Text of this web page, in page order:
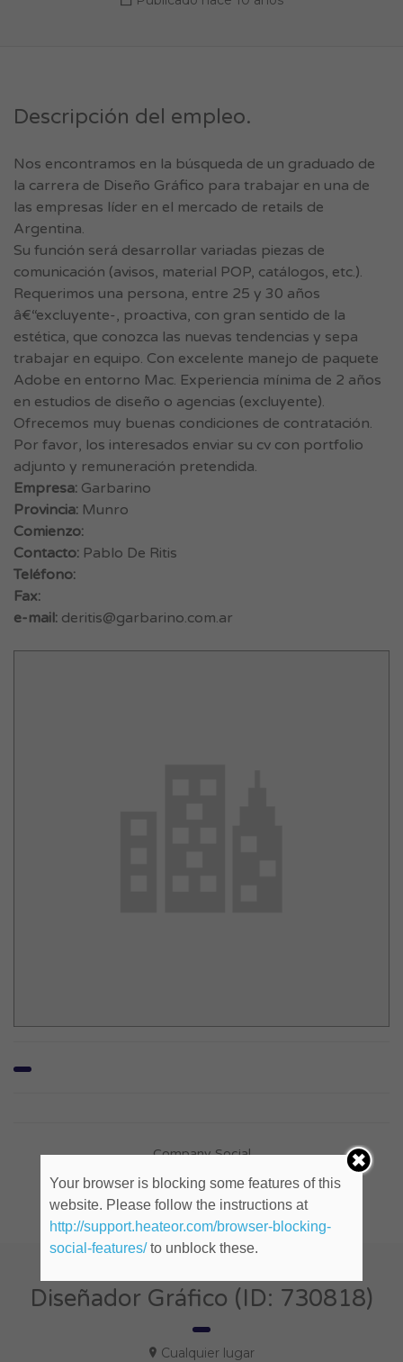
Descripción del empleo.
Nos encontramos en la búsqueda de un graduado de
la carrera de Diseño Gráfico para trabajar en una de
las empresas líder en el mercado de retails de
Argentina.
Su función será desarrollar variadas piezas de
comunicación (avisos, material POP, catálogos, etc.).
Requerimos una persona, entre 25 y 30 años
â€“excluyente-, proactiva, con gran sentido de la
estética, que conozca las nuevas tendencias y sepa
trabajar en equipo. Con excelente manejo de paquete
Adobe en entorno Mac. Experiencia mínima de 2 años
en estudios de diseño o agencias (excluyente).
Ofrecemos muy buenas condiciones de contratación.
Por favor, los interesados enviar su cv con portfolio
adjunto y remuneración pretendida.
Empresa: Garbarino
Provincia: Munro
Comienzo:
Contacto: Pablo De Ritis
Teléfono:
Fax:
e-mail: deritis@garbarino.com.ar
Company Social
Diseñador Gráfico (ID: 730818)
Cualquier lugar
Your browser is blocking some features of this
website. Please follow the instructions at
http://support.heateor.com/browser-blocking-
social-features/to unblock these.